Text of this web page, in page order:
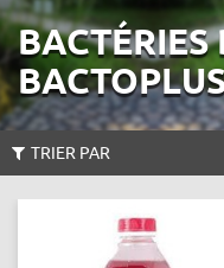
BACTÉRIES
TRIER PAR